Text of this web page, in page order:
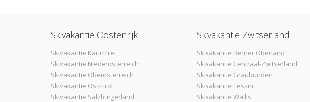
Skivakantie Oostenrijk
Skivakantie Karinthie
Skivakantie Niederosterreich
Skivakantie Oberosterreich
Skivakantie Ost-Tirol
Skivakantie Salzburgerland
Skivakantie Zwitserland
Skivakantie Berner Oberland
Skivakantie Centraal-Zwitserland
Skivakantie Graubunden
Skivakantie Tessin
Skivakantie Wallis